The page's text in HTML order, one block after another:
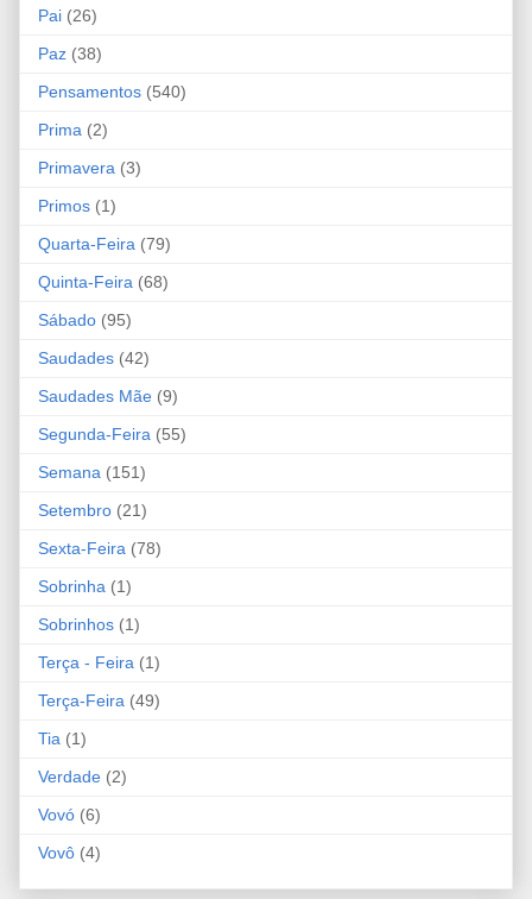
Pai (26)
Paz (38)
Pensamentos (540)
Prima (2)
Primavera (3)
Primos (1)
Quarta-Feira (79)
Quinta-Feira (68)
Sábado (95)
Saudades (42)
Saudades Mãe (9)
Segunda-Feira (55)
Semana (151)
Setembro (21)
Sexta-Feira (78)
Sobrinha (1)
Sobrinhos (1)
Terça - Feira (1)
Terça-Feira (49)
Tia (1)
Verdade (2)
Vovó (6)
Vovô (4)